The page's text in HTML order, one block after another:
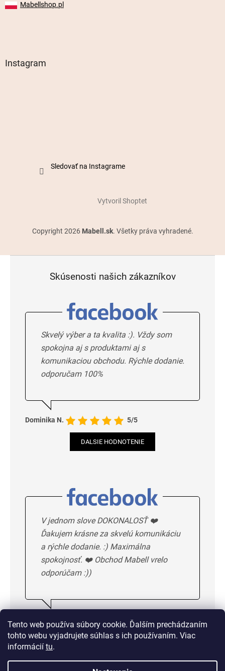
Tento web používa súbory cookie. Ďalším prechádzaním
tohto webu vyjadrujete súhlas s ich používaním. Viac
informácií tu.
Mabellshop.pl
Instagram
Sledovať na Instagrame
Vytvoril Shoptet
Copyright 2026 Mabell.sk. Všetky práva vyhradené.
Skúsenosti našich zákazníkov
Skvelý výber a ta kvalita :). Vždy som
spokojna aj s produktami aj s
komunikaciou obchodu. Rýchle dodanie.
odporučam 100%
Dominika N. 5/5
DALSIE HODNOTENIE
V jednom slove DOKONALOSŤ ❤️
Ďakujem krásne za skvelú komunikáciu
a rýchle dodanie. :) Maximálna
spokojnosť. ❤️ Obchod Mabell vrelo
odporúčam :))
DALSIE HODNOTENIE